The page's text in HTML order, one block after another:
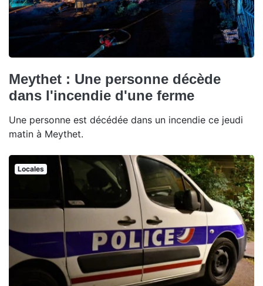
Meythet : Une personne décède
dans l'incendie d'une ferme
Une personne est décédée dans un incendie ce jeudi
matin à Meythet.
Locales